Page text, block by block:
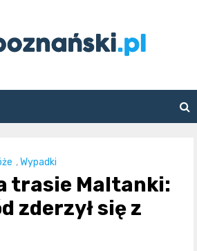
,Wypadki
trasie Maltanki:
zderzył się z